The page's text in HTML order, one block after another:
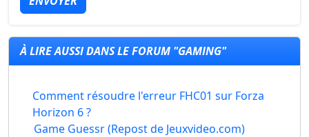
À LIRE AUSSI DANS LE FORUM "GAMING"
Comment résoudre l'erreur FHC01 sur Forza
Horizon 6 ?
Game Guessr (Repost de Jeuxvideo.com)